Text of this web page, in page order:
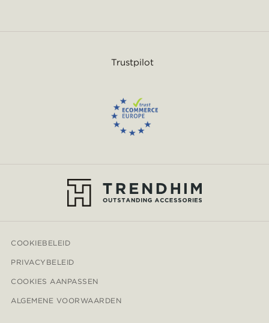
Trustpilot
COOKIEBELEID
PRIVACYBELEID
COOKIES AANPASSEN
ALGEMENE VOORWAARDEN